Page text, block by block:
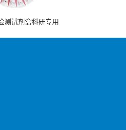
测试剂盒科研专用